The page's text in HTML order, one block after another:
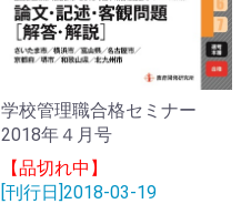
学校管理職合格セミナー
2018年４月号
【品切れ中】
[刊行日]2018-03-19